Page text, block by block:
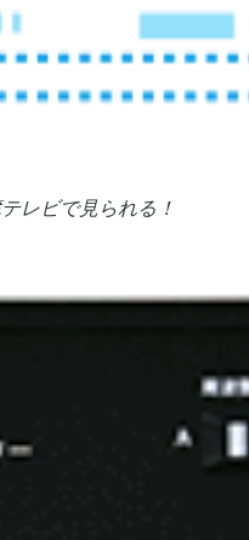
レビで見られる！